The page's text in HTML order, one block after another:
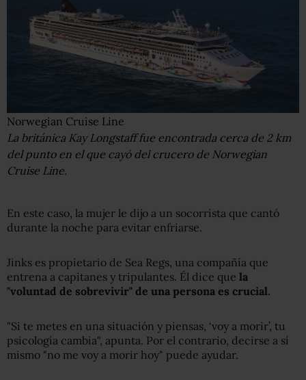
Norwegian Cruise Line
La británica Kay Longstaff fue encontrada cerca de 2 km
del punto en el que cayó del crucero de Norwegian
Cruise Line.
En este caso, la mujer le dijo a un socorrista que cantó
durante la noche para evitar enfriarse.
Jinks es propietario de Sea Regs, una compañía que
entrena a capitanes y tripulantes. Él dice que la
"voluntad de sobrevivir" de una persona es crucial.
"Si te metes en una situación y piensas, ‘voy a morir’, tu
psicología cambia", apunta. Por el contrario, decirse a sí
mismo "no me voy a morir hoy" puede ayudar.